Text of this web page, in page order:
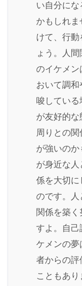
い自分に
かもしれ
けて、行
ょう。人
のイケメン
おいて調
唆している
が友好的
周りとの
が強いの
が身近な
係を大切に
のです。人
関係を築
すよ。自己
ケメンの
者からの評
こともあ